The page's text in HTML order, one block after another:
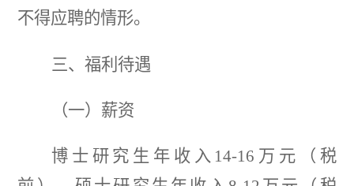
不得应聘的情形。
三、福利待遇
（一）薪资
博士研究生年收入 14-16万元（税